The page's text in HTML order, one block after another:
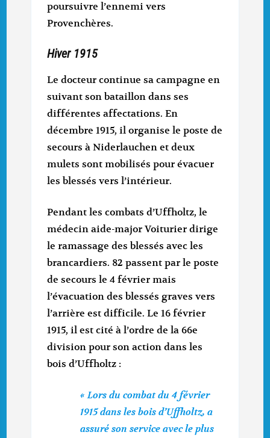
poursuivre l’ennemi vers
Provenchères.
Hiver 1915
Le docteur continue sa campagne en
suivant son bataillon dans ses
différentes affectations. En
décembre 1915, il organise le poste de
secours à Niderlauchen et deux
mulets sont mobilisés pour évacuer
les blessés vers l’intérieur.
Pendant les combats d’Uffholtz, le
médecin aide-major Voiturier dirige
le ramassage des blessés avec les
brancardiers. 82 passent par le poste
de secours le 4 février mais
l’évacuation des blessés graves vers
l’arrière est difficile. Le 16 février
1915, il est cité à l’ordre de la 66e
division pour son action dans les
bois d’Uffholtz :
« Lors du combat du 4 février
1915 dans les bois d’Uffholtz, a
assuré son service avec le plus